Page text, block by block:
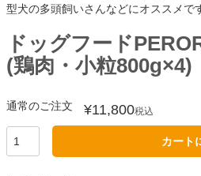
型犬の多頭飼いさんなどにオススメで
ドッグフード
(鶏肉・小粒800g×4)
通常のご注文 ¥11,800税込
カート